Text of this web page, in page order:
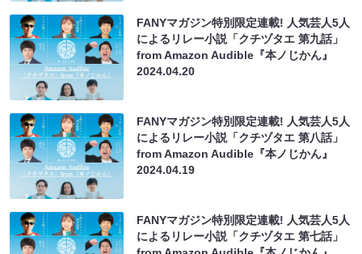
FANYマガジン特別限定連載! 人気芸人5人
によるリレー小説「クチヅタエ 第九話」
from Amazon Audible『本ノじかん』
2024.04.20
FANYマガジン特別限定連載! 人気芸人5人
によるリレー小説「クチヅタエ 第八話」
from Amazon Audible『本ノじかん』
2024.04.19
FANYマガジン特別限定連載! 人気芸人5人
によるリレー小説「クチヅタエ 第七話」